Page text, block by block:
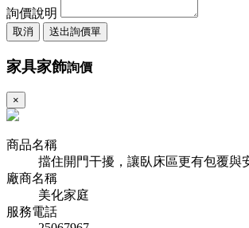
詢價說明
取消 送出詢價單
家具家飾詢價
×
商品名稱
擋住開門干擾，讓臥床區更有包覆與
廠商名稱
美化家庭
服務電話